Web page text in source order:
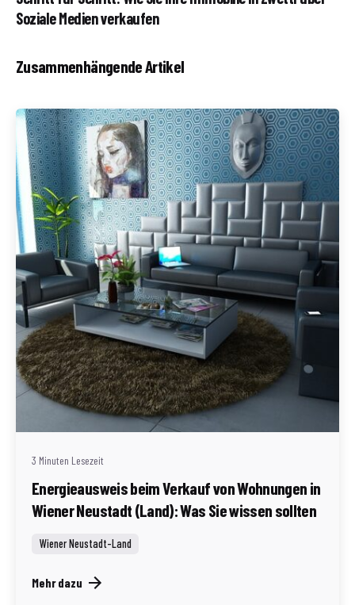
Soziale Medien verkaufen
Zusammenhängende Artikel
Geschrieben von
Redaktion Immofragen Wiener Neustadt Stadt /
Land
3 Minuten Lesezeit
Energieausweis beim Verkauf von Wohnungen in
Wiener Neustadt (Land): Was Sie wissen sollten
Wiener Neustadt-Land
Mehr dazu